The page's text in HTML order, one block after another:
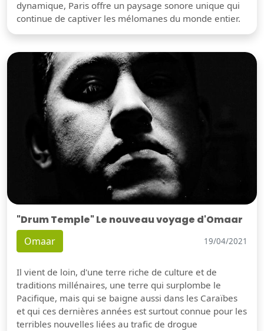
dynamique, Paris offre un paysage sonore unique qui
continue de captiver les mélomanes du monde entier.
"Drum Temple" Le nouveau voyage d'Omaar
Omaar 19/04/2021
Il vient de loin, d'une terre riche de culture et de
traditions millénaires, une terre qui surplombe le
Pacifique, mais qui se baigne aussi dans les Caraïbes
et qui ces dernières années est surtout connue pour les
terribles nouvelles liées au trafic de drogue